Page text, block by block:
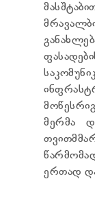
მერმა
ერთად